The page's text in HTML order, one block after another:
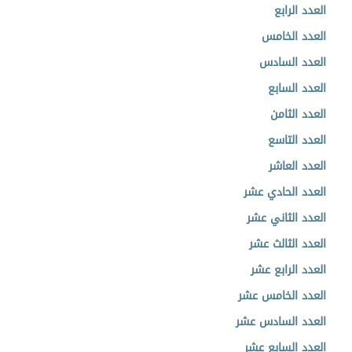
العدد الرابع
العدد الخامس
العدد السادس
العدد السابع
العدد الثامن
العدد التاسع
العدد العاشر
العدد الحادي عشر
العدد الثاني عشر
العدد الثالث عشر
العدد الرابع عشر
العدد الخامس عشر
العدد السادس عشر
العدد السابع عشر